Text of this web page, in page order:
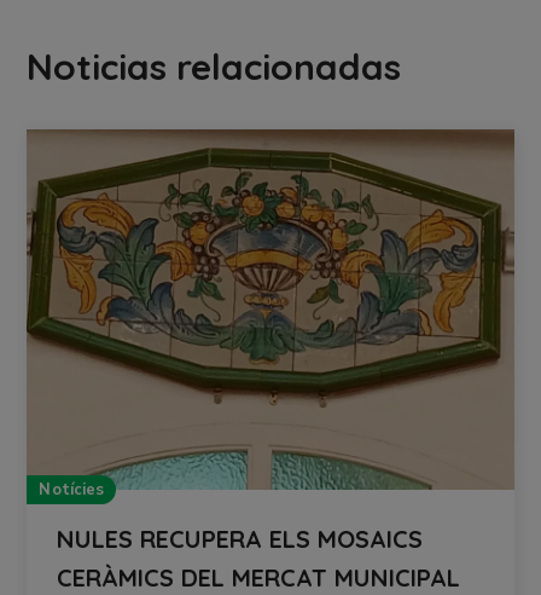
Noticias relacionadas
Notícies
NULES RECUPERA ELS MOSAICS
CERÀMICS DEL MERCAT MUNICIPAL